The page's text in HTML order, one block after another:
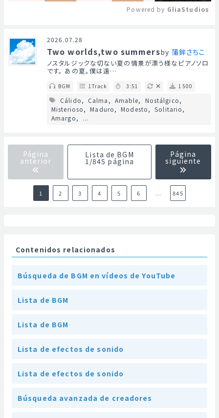
Powered by GliaStudios
2026.07.28
Two worlds,two summersby 蒲鉾さちこ
ノスタルジックな切ない夏の情景が漂う様なピアノソロ
です。 あの夏。僕は遠…
BGM 1Track 3:51 1500
Cálido Calma Amable
Nostálgico
Misterioso
Maduro Modesto
Solitario
Amargo
...
Página
anterior
Lista de BGM
1/845 página
Página
siguiente
1 2 3 4 5 6 ... 845
Contenidos relacionados
Búsqueda de BGM en vídeos de YouTube
Lista de BGM
Lista de BGM
Lista de efectos de sonido
Lista de efectos de sonido
Búsqueda avanzada de creadores